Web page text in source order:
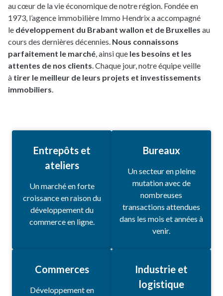
au cœur de la vie économique de notre région. Fondée en
1973, l’agence immobilière Immo Hendrix a accompagné
le développement du Brabant wallon et de Bruxelles au
cours des dernières décennies. Nous connaissons
parfaitement le marché , ainsi que les besoins et les
attentes de nos clients . Chaque jour, notre équipe veille
à tirer le meilleur de leurs projets et investissements
immobiliers
Entrepôts et
ateliers
Un marché en forte
croissance en raison du
développement du
commerce en ligne.
Bureaux
Un secteur en pleine
mutation avec de
nombreuses
transactions attendues
dans les mois et années à
venir.
Commerces
Développement en
Industrie et
logistique